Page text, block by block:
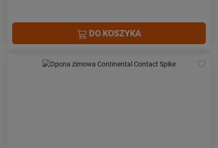
DO KOSZYKA